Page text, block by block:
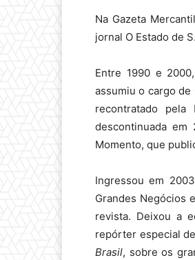
Na Gazeta
jornal O Estado de
Entre 1990 e
assumiu o cargo
recontratado
descontinuada
Momento, que
Ingressou em
Grandes Negócios
revista. Deixou a
repórter especial
Brasil, sobre os